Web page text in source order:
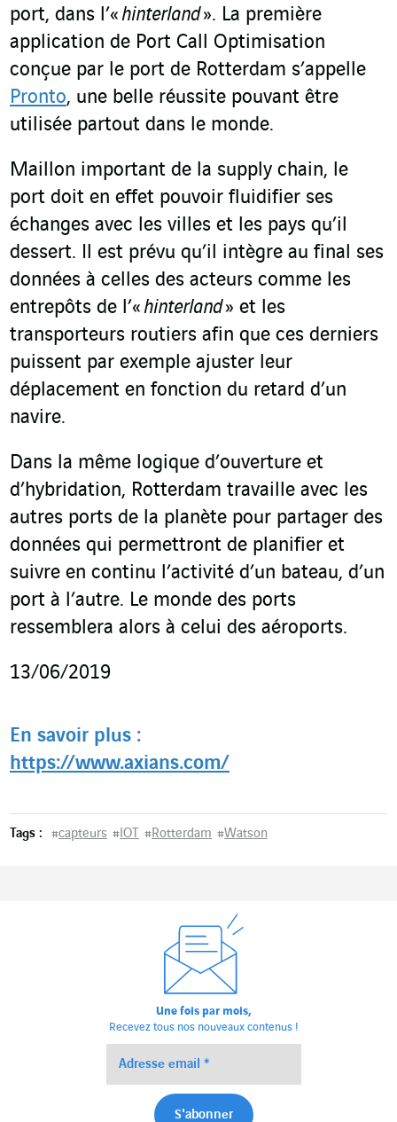
port, dans l’«hinterland». La première
application de Port Call Optimisation
conçue par le port de Rotterdam s’appelle
Pronto, une belle réussite pouvant être
utilisée partout dans le monde.
Maillon important de la supply chain, le
port doit en effet pouvoir fluidifier ses
échanges avec les villes et les pays qu’il
dessert. Il est prévu qu’il intègre au final ses
données à celles des acteurs comme les
entrepôts de l’«hinterland» et les
transporteurs routiers afin que ces derniers
puissent par exemple ajuster leur
déplacement en fonction du retard d’un
navire.
Dans la même logique d’ouverture et
d’hybridation, Rotterdam travaille avec les
autres ports de la planète pour partager des
données qui permettront de planifier et
suivre en continu l’activité d’un bateau, d’un
port à l’autre. Le monde des ports
ressemblera alors à celui des aéroports.
13/06/2019
En savoir plus :
https://www.axians.com/
Tags : #capteurs #IOT #Rotterdam #Watson
Une fois par mois,
Recevez tous nos nouveaux contenus !